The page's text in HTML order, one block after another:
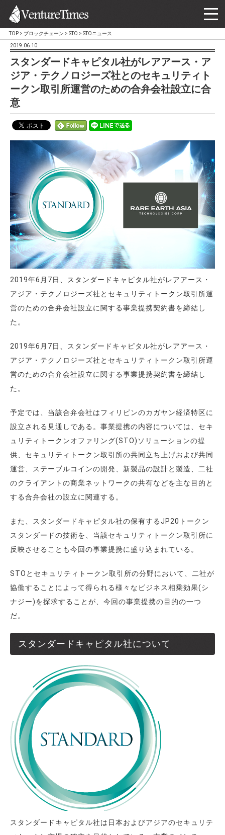
TOP > ブロックチェーン > STO > STOニュース
2019.06.10
スタンダードキャピタル社がレアアース・ア
ジア・テクノロジーズ社とのセキュリティト
ークン取引所運営のための合弁会社設立に合
意
2019年6月7日、スタンダードキャピタル社がレアアース・
アジア・テクノロジーズ社とセキュリティトークン取引所運
営のための合弁会社設立に関する事業提携契約書を締結し
た。
2019年6月7日、スタンダードキャピタル社がレアアース・
アジア・テクノロジーズ社とセキュリティトークン取引所運
営のための合弁会社設立に関する事業提携契約書を締結し
た。
予定では、当該合弁会社はフィリピンのカガヤン経済特区に
設立される見通しである。事業提携の内容については、セキ
ュリティトークンオファリング(STO)ソリューションの提
供、セキュリティトークン取引所の共同立ち上げおよび共同
運営、ステーブルコインの開発、新製品の設計と製造、二社
のクライアントの商業ネットワークの共有などを主な目的と
する合弁会社の設立に関連する。
また、スタンダードキャピタル社の保有するJP20トークン
スタンダードの技術を、当該セキュリティトークン取引所に
反映させることも今回の事業提携に盛り込まれている。
STOとセキュリティトークン取引所の分野において、二社が
協働することによって得られる様々なビジネス相乗効果(シ
ナジー)を探求することが、今回の事業提携の目的の一つ
だ。
スタンダードキャピタル社について
スタンダードキャピタル社は日本およびアジアのセキュリテ